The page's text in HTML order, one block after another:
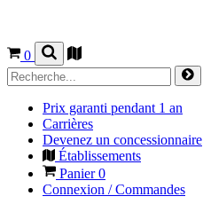
0
Prix garanti pendant 1 an
Carrières
Devenez un concessionnaire
Établissements
Panier0
Connexion / Commandes